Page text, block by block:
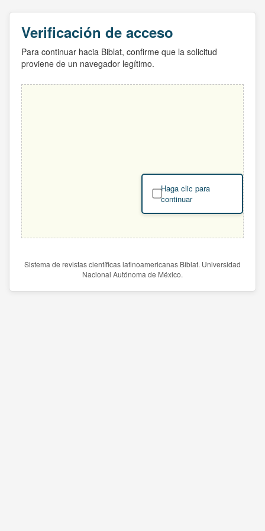
Verificación de acceso
Para continuar hacia Biblat, confirme que la solicitud
proviene de un navegador legítimo.
Haga clic para
continuar
Sistema de revistas científicas latinoamericanas Biblat. Universidad
Nacional Autónoma de México.